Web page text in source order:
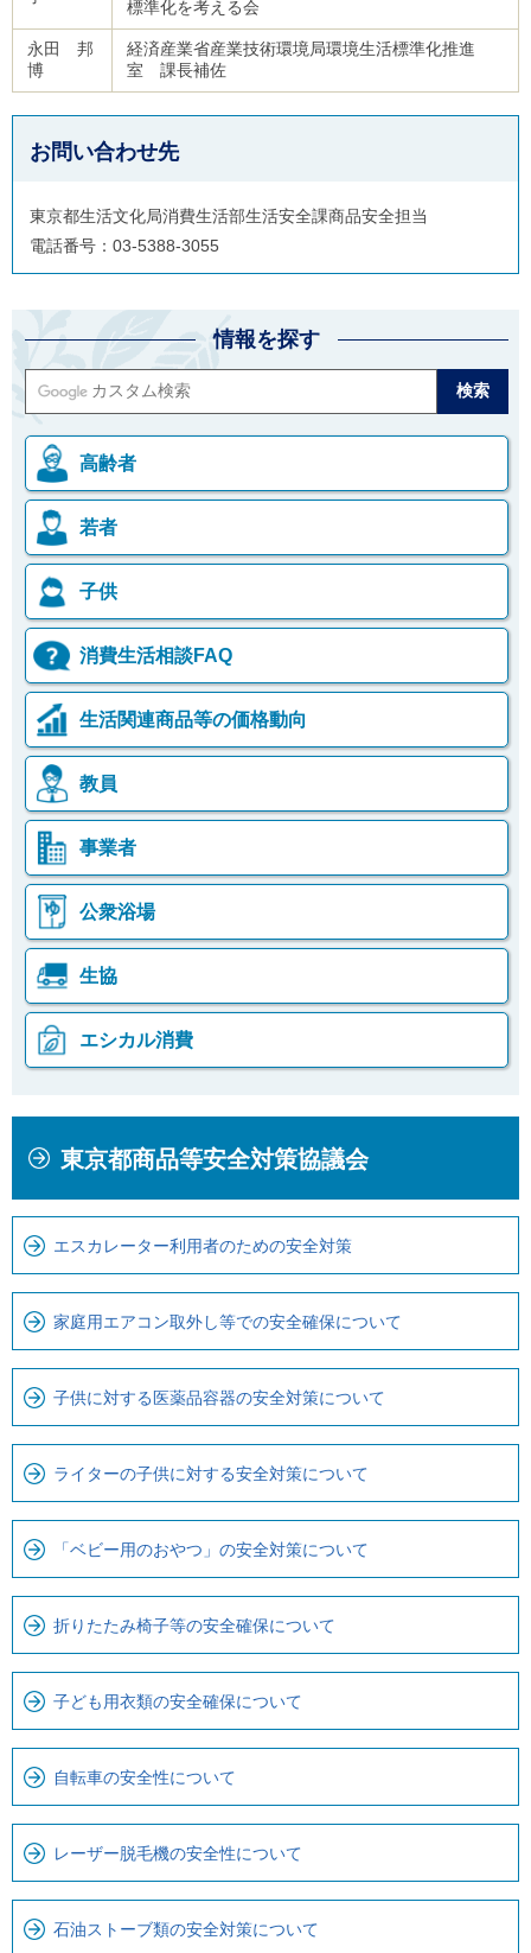
標準化を考える会
永田 邦
博
経済産業省産業技術環境局環境生活標準化推進
室 課長補佐
お問い合わせ先
東京都生活文化局消費生活部生活安全課商品安全担当
電話番号：03-5388-3055
情報を探す
高齢者
若者
子供
消費生活相談FAQ
生活関連商品等の価格動向
教員
事業者
公衆浴場
生協
エシカル消費
こ
ま
で
す
ら
ロ
カ
ル
ビ
で
す
東京都商品等安全対策協議会
エスカレーター利用者のための安全対策
家庭用エアコン取外し等での安全確保について
子供に対する医薬品容器の安全対策について
ライターの子供に対する安全対策について
「ベビー用のおやつ」の安全対策について
折りたたみ椅子等の安全確保について
子ども用衣類の安全確保について
自転車の安全性について
レーザー脱毛機の安全性について
石油ストーブ類の安全対策について